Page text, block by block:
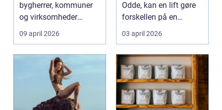
bygherrer, kommuner
og virksomheder
møder, når gamle
industrig...
09 april 2026
Odde, kan en lift gøre
forskellen på en
besværlig og en ov...
03 april 2026